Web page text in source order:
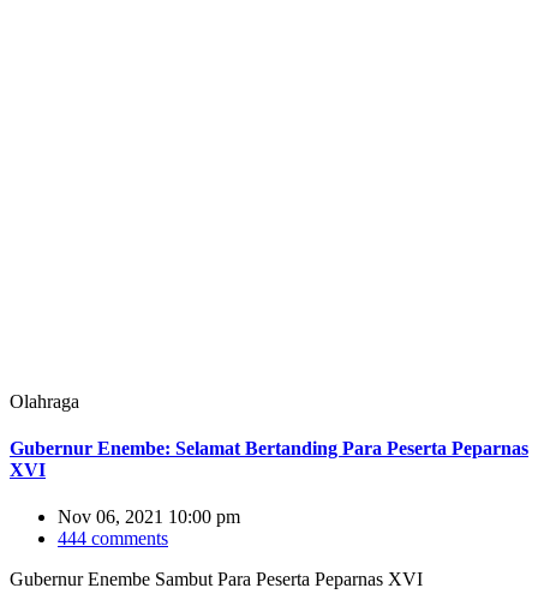
Olahraga
Gubernur Enembe: Selamat Bertanding Para Peserta Peparnas
XVI
Nov 06, 2021 10:00 pm
444 comments
Gubernur Enembe Sambut Para Peserta Peparnas XVI